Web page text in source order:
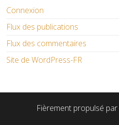
Connexion
Flux des publications
Flux des commentaires
Site de WordPress-FR
Fièrement propulsé par